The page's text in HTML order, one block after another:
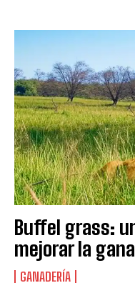
Suscribite al
Buffel grass:
mejorar la
GANADERÍA